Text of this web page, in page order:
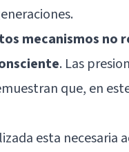
mecanismos no
. Las
que, en
esta necesaria